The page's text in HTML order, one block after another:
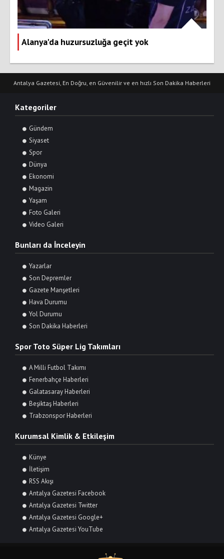
Alanya'da huzursuzluğa geçit yok
Antalya Gazetesi, En Doğru, en Güvenilir ve en hızlı Son Dakika Haberleri
Kategoriler
Gündem
Siyaset
Spor
Dünya
Ekonomi
Magazin
Yaşam
Foto Galeri
Video Galeri
Bunları da İnceleyin
Yazarlar
Son Depremler
Gazete Manşetleri
Hava Durumu
Yol Durumu
Son Dakika Haberleri
Spor Toto Süper Lig Takımları
A Milli Futbol Takımı
Fenerbahçe Haberleri
Galatasaray Haberleri
Beşiktaş Haberleri
Trabzonspor Haberleri
Kurumsal Kimlik & Etkileşim
Künye
İletişim
RSS Akışı
Antalya Gazetesi Facebook
Antalya Gazetesi Twitter
Antalya Gazetesi Google+
Antalya Gazetesi YouTube